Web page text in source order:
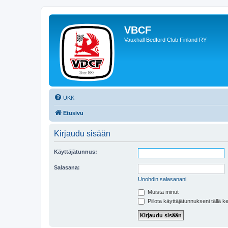
VBCF
Vauxhall Bedford Club Finland RY
UKK
Etusivu
Kirjaudu sisään
Käyttäjätunnus:
Salasana:
Unohdin salasanani
Muista minut
Piilota käyttäjätunnukseni tällä